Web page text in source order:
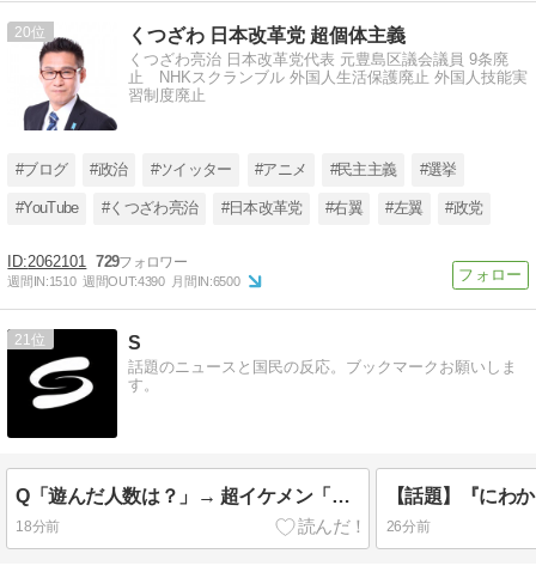
20 くつざわ 日本改革党 超個体主義
くつざわ亮治 日本改革党代表 元豊島区議会議員 9条廃
止 NHKスクランブル 外国人生活保護廃止 外国人技能実
習制度廃止
#ブログ #政治 #ツイッター #アニメ #民主主義 #選挙
#YouTube #くつざわ亮治 #日本改革党 #右翼 #左翼 #政党
2062101 729
週間IN:1510 週間OUT:4390 月間IN:6500
21 S
話題のニュースと国民の反応。ブックマークお願いしま
す。
Q「遊んだ人数は？」→ 超イケメン「覚えてない。○○○何回食べたかなんて覚えてないでしょ？」
18分前 27分前